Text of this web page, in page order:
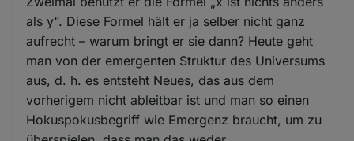
als y“. Diese Formel hält er ja selber nicht ganz
aufrecht – warum bringt er sie dann? Heute geht
man von der emergenten Struktur des Universums
aus, d. h. es entsteht Neues, das aus dem
vorherigem nicht ableitbar ist und man so einen
Hokuspokusbegriff wie Emergenz braucht, um zu